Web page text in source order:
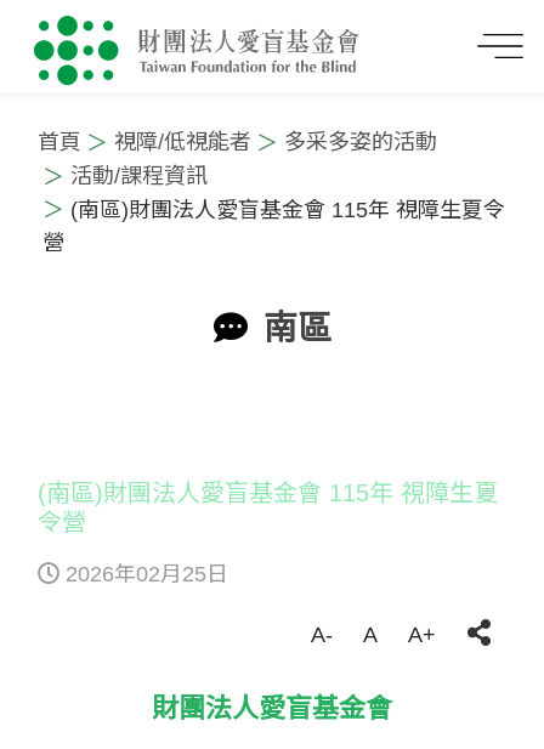
首頁 視障/低視能者
多采多姿的活動
活動/課程資訊
(南區)財團法人愛盲基金會 115年 視障生夏令
營
南區
(南區)財團法人愛盲基金會 115年 視障生夏
令營
2026年02月25日
A- A A+
財團法人愛盲基金會